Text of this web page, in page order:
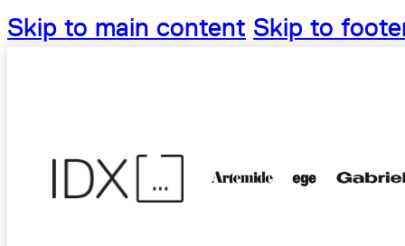
Skip to main content Skip to